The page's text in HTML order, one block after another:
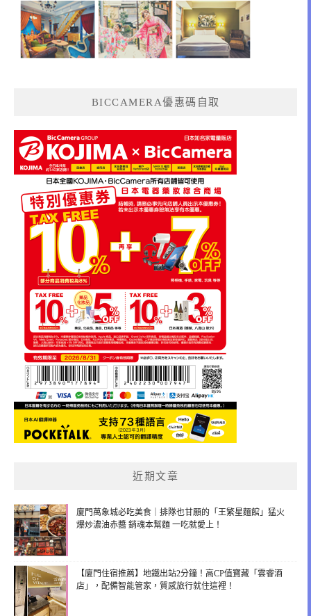
BICCAMERA優惠碼自取
近期文章
廈門萬象城必吃美食｜排隊也甘願的「王繁星麵館」猛火
爆炒濃油赤醬 銷魂本幫麵 一吃就愛上！
【廈門住宿推薦】地鐵出站2分鐘！高CP值寶藏「雲睿酒
店」，配備智能管家，質感旅行就住這裡！